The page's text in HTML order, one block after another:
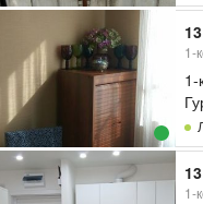
1-
1-
1-